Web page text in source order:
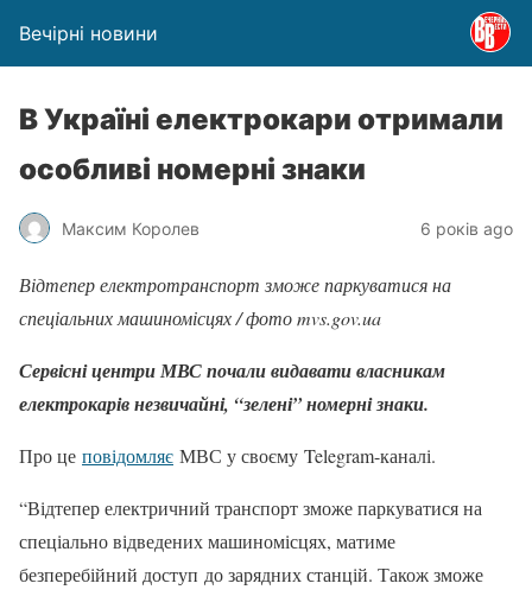
Вечірні новини
В Україні електрокари отримали
особливі номерні знаки
Максим Королев 6 років ago
Відтепер електротранспорт зможе паркуватися на
спеціальних машиномісцях / фото mvs.gov.ua
Сервісні центри МВС почали видавати власникам
електрокарів незвичайні, “зелені” номерні знаки.
Про це повідомляє МВС у своєму Telegram-каналі.
“Відтепер електричний транспорт зможе паркуватися на
спеціально відведених машиномісцях, матиме
безперебійний доступ до зарядних станцій. Також зможе